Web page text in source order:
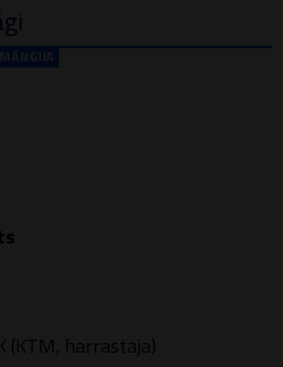
(KTM, harrastaja)